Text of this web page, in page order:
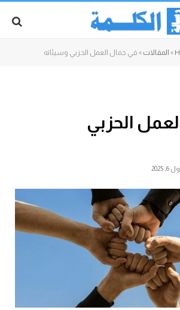
» المقالات » في جمال العمل الحزبي وسيئاته
الحزبي
2025